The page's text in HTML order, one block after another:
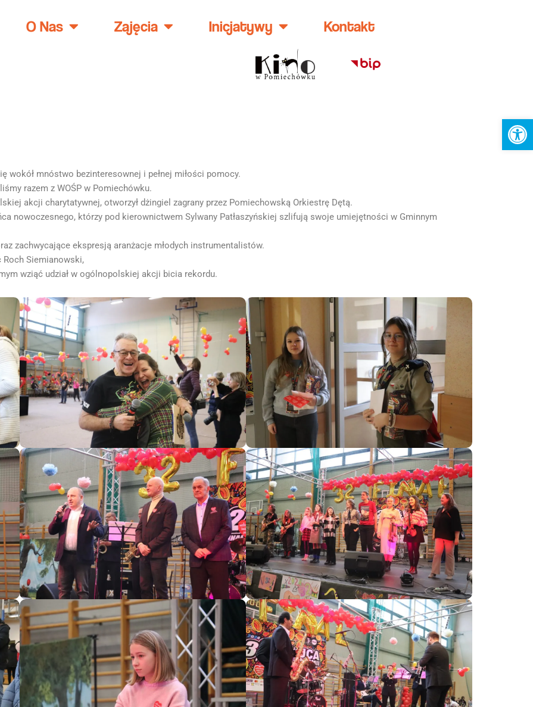
O Nas Zajęcia Inicjatywy Kontakt
wokół mnóstwo bezinteresownej i pełnej miłości pomocy.
razem z WOŚP w Pomiechówku.
akcji charytatywnej, otworzył dżingiel zagrany przez Pomiechowską Orkiestrę Dętą.
nowoczesnego, którzy pod kierownictwem Sylwany Patłaszyńskiej szlifują swoje umiejętności w Gminnym
zachwycające ekspresją aranżacje młodych instrumentalistów.
Roch Siemianowski,
wziąć udział w ogólnopolskiej akcji bicia rekordu.